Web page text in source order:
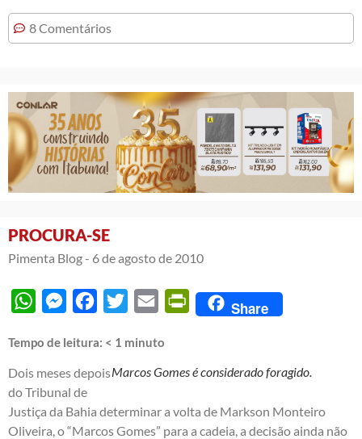
8 Comentários
PROCURA-SE
Pimenta Blog - 6 de agosto de 2010
WhatsAppMessengerFacebook
Twitter Email PrintFriendly
Share
Tempo de leitura: < 1 minuto
Marcos Gomes é considerado foragido.
Dois meses depois
do Tribunal de
Justiça da Bahia determinar a volta de Markson Monteiro
Oliveira, o “Marcos Gomes” para a cadeia, a decisão ainda não